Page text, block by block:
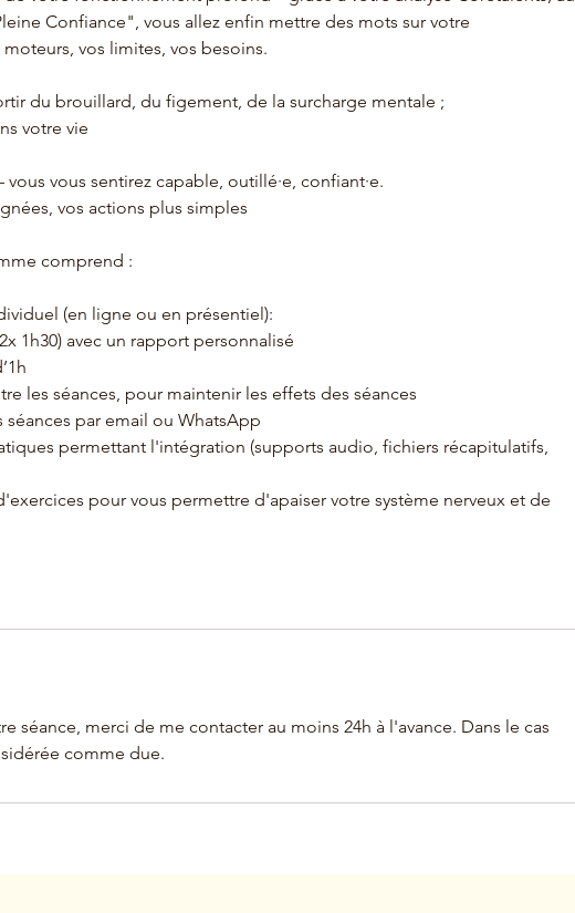
Confiance", vous allez enfin mettre des mots sur votre
vos limites, vos besoins.
du brouillard, du figement, de la surcharge mentale ;
votre vie
vous sentirez capable, outillé·e, confiant·e.
vos actions plus simples
comprend :
(en ligne ou en présentiel):
1h30) avec un rapport personnalisé
les séances, pour maintenir les effets des séances
par email ou WhatsApp
permettant l'intégration (supports audio, fichiers récapitulatifs,
pour vous permettre d'apaiser votre système nerveux et de
séance, merci de me contacter au moins 24h à l'avance. Dans le cas
comme due.